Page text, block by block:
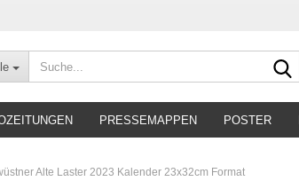
PRESSEMAPPEN POSTER
Alte Laster 2023 Kalender 23x32cm Format